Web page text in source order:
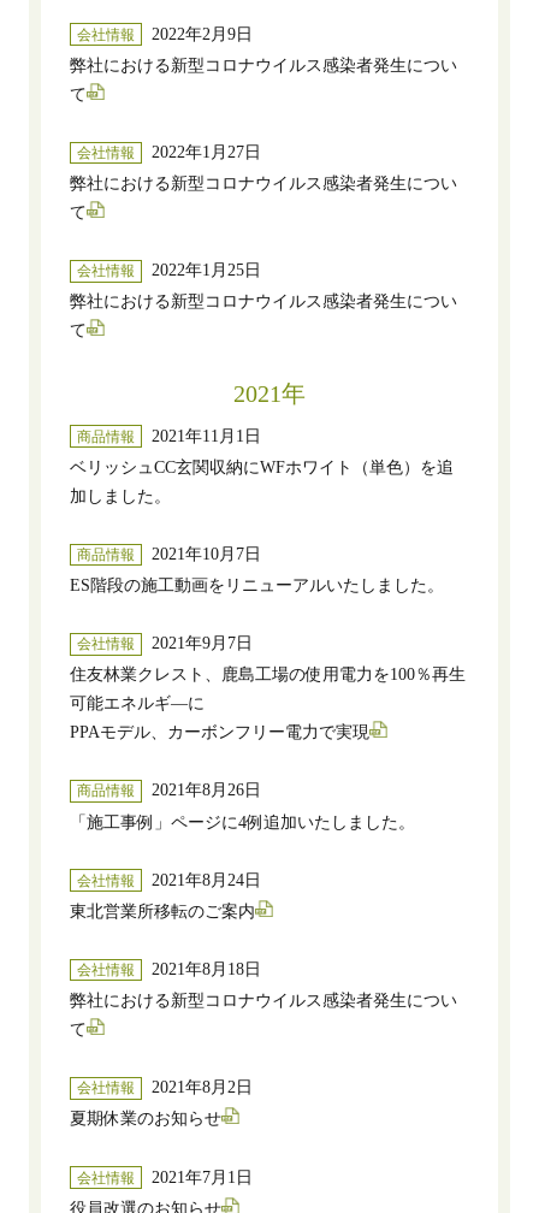
会社情報
2022年2月9日
弊社における新型コロナウイルス感染者発生につい
て
会社情報
2022年1月27日
弊社における新型コロナウイルス感染者発生につい
て
会社情報
2022年1月25日
弊社における新型コロナウイルス感染者発生につい
て
2021年
商品情報
2021年11月1日
ベリッシュCC玄関収納にWFホワイト（単色）を追
加しました。
商品情報
2021年10月7日
ES階段の施工動画をリニューアルいたしました。
会社情報
2021年9月7日
住友林業クレスト、鹿島工場の使用電力を100％再生
可能エネルギ―に
PPAモデル、カーボンフリー電力で実現
商品情報
2021年8月26日
「施工事例」ページに4例追加いたしました。
会社情報
2021年8月24日
東北営業所移転のご案内
会社情報
2021年8月18日
弊社における新型コロナウイルス感染者発生につい
て
会社情報
2021年8月2日
夏期休業のお知らせ
会社情報
2021年7月1日
役員改選のお知らせ